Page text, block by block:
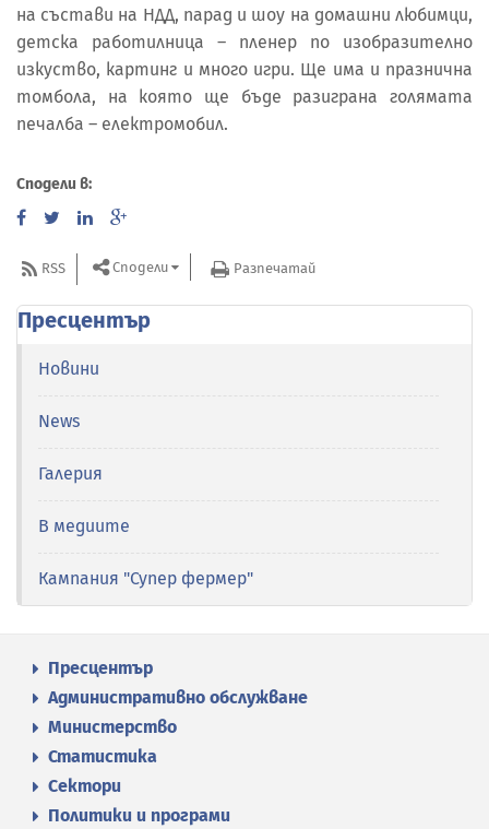
на състави на НДД, парад и шоу на домашни любимци,
детска работилница – пленер по изобразително
изкуство, картинг и много игри. Ще има и празнична
томбола, на която ще бъде разиграна голямата
печалба – електромобил.
Сподели в:
RSS Сподели Разпечатай
Пресцентър
Новини
News
Галерия
В медиите
Кампания "Супер фермер"
Пресцентър
Административно обслужване
Министерство
Статистика
Сектори
Политики и програми